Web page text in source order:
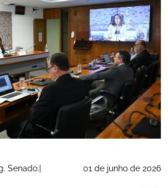
Senado.|
01 de junho de 2026